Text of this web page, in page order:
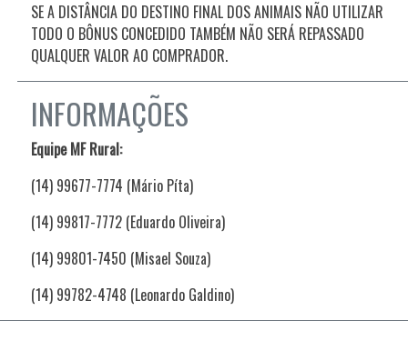
SE A DISTÂNCIA DO DESTINO FINAL DOS ANIMAIS NÃO UTILIZAR
TODO O BÔNUS CONCEDIDO TAMBÉM NÃO SERÁ REPASSADO
QUALQUER VALOR AO COMPRADOR.
INFORMAÇÕES
Equipe MF Rural:
(14) 99677-7774 (Mário Píta)
(14) 99817-7772 (Eduardo Oliveira)
(14) 99801-7450 (Misael Souza)
(14) 99782-4748 (Leonardo Galdino)